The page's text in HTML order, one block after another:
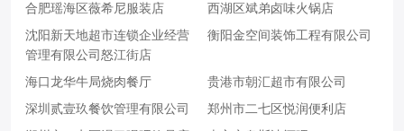
合肥瑶海区薇希尼服装店
西湖区斌弟卤味火锅店
沈阳新天地超市连锁企业经营
管理有限公司怒江街店
衡阳金空间装饰工程有限公司
海口龙华牛局烧肉餐厅
贵港市朝汇超市有限公司
深圳贰壹玖餐饮管理有限公司
郑州市二七区悦润便利店